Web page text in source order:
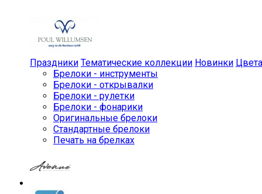
Праздники Тематические коллекции Новинки Цвета
Брелоки - инструменты
Брелоки - открывалки
Брелоки - рулетки
Брелоки - фонарики
Оригинальные брелоки
Стандартные брелоки
Печать на брелках